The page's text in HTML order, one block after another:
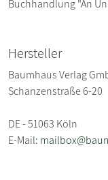
Buchhandlung "An
Hersteller
Baumhaus Verlag
Schanzenstraße 6-20
DE - 51063 Köln
E-Mail: